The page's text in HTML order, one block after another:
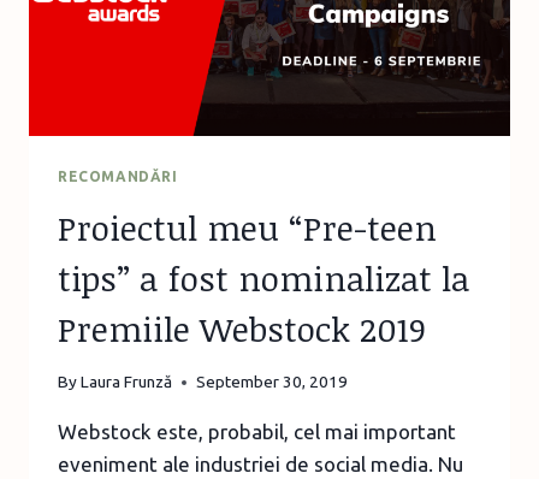
RECOMANDĂRI
Proiectul meu “Pre-teen
tips” a fost nominalizat la
Premiile Webstock 2019
ByLaura Frunză September 30, 2019
Webstock este, probabil, cel mai important
eveniment ale industriei de social media. Nu